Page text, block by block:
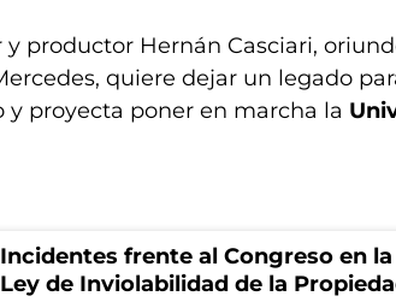
y productor Hernán Casciari,
quiere dejar un legado
y proyecta poner en marcha la
Incidentes frente al Congreso en
Ley de Inviolabilidad de la